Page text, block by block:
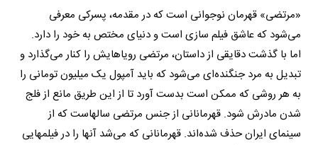
«مرتضی» قهرمان نوجوانی است که در مقدمه، پسرکی معرفی
می‌شود که عاشق فیلم سازی است و دنیای مختص به خود را دارد.
اما با گذشت دقایقی از داستان، مرتضی رویاهایش را کنار می‌گذارد و
تبدیل به مرد جنگنده‌ای می‌شود که باید آمپول یک میلیون تومانی را
به هر روشی که ممکن است بدست آورد تا از این طریق مانع از فلج
شدن مادرش شود. قهرمانانی از جنس مرتضی سالهاست که از
سینمای ایران حذف شده‌اند. قهرمانانی که می‌شد آنها را در فیلمهایی